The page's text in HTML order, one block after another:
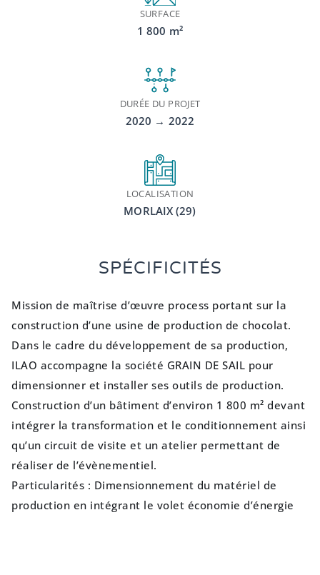
SURFACE
1 800 m²
DURÉE DU PROJET
2020 → 2022
LOCALISATION
MORLAIX (29)
SPÉCIFICITÉS
Mission de maîtrise d’œuvre process portant sur la
construction d’une usine de production de chocolat.
Dans le cadre du développement de sa production,
ILAO accompagne la société GRAIN DE SAIL pour
dimensionner et installer ses outils de production.
Construction d’un bâtiment d’environ 1 800 m² devant
intégrer la transformation et le conditionnement ainsi
qu’un circuit de visite et un atelier permettant de
réaliser de l’évènementiel.
Particularités : Dimensionnement du matériel de
production en intégrant le volet économie d’énergie